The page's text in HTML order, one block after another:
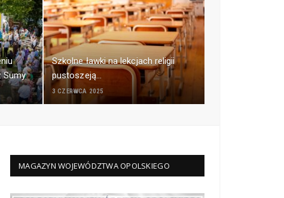
Sumy
Szkolne ławki na lekcjach religii
pustoszeją…
3 CZERWCA 2025
MAGAZYN WOJEWÓDZTWA OPOLSKIEGO